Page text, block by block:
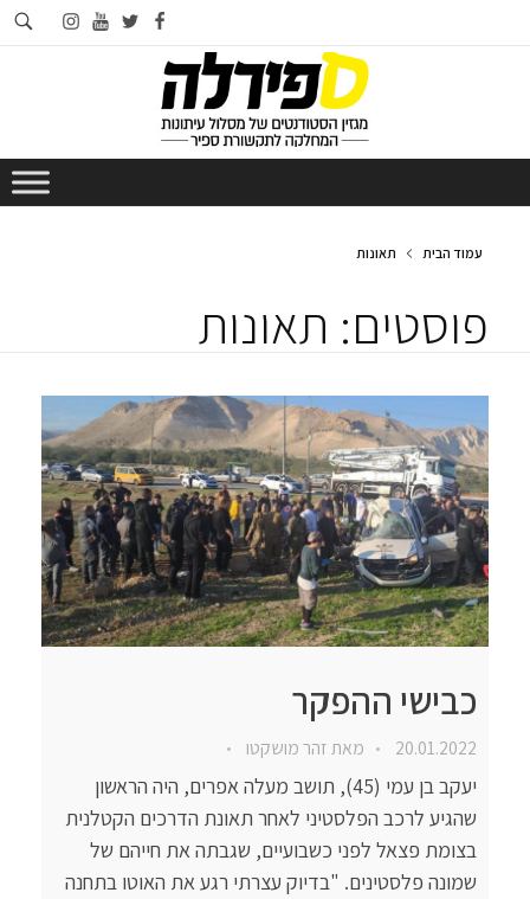
facebook
twitter
youtube
instagram
עמוד הבית תאונות
פוסטים: תאונות
כבישי ההפקר
20.01.2022 מאתזהר מושקטו
יעקב בן עמי (45), תושב מעלה אפרים, היה הראשון
שהגיע לרכב הפלסטיני לאחר תאונת הדרכים הקטלנית
בצומת פצאל לפני כשבועיים, שגבתה את חייהם של
שמונה פלסטינים. "בדיוק עצרתי רגע את האוטו בתחנה